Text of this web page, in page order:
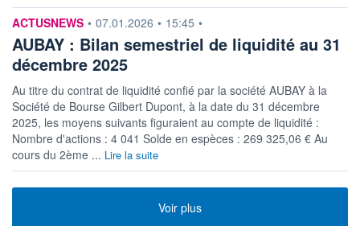
information fournie par
ACTUSNEWS • 07.01.2026 • 15:45 •
AUBAY : Bilan semestriel de liquidité au 31
décembre 2025
Au titre du contrat de liquidité confié par la société AUBAY à la
Société de Bourse Gilbert Dupont, à la date du 31 décembre
2025, les moyens suivants figuraient au compte de liquidité :
Nombre d'actions : 4 041 Solde en espèces : 269 325,06 € Au
cours du 2ème ... Lire la suite
Voir plus